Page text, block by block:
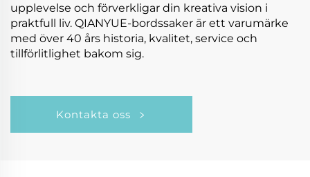
upplevelse och förverkligar din kreativa vision i
praktfull liv. QIANYUE-bordssaker är ett varumärke
med över 40 års historia, kvalitet, service och
tillförlitlighet bakom sig.
Kontakta oss